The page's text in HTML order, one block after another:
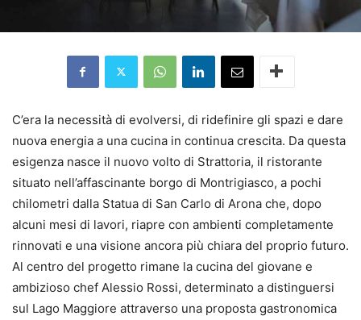
C’era la necessità di evolversi, di ridefinire gli spazi e dare
nuova energia a una cucina in continua crescita. Da questa
esigenza nasce il nuovo volto di Strattoria, il ristorante
situato nell’affascinante borgo di Montrigiasco, a pochi
chilometri dalla Statua di San Carlo di Arona che, dopo
alcuni mesi di lavori, riapre con ambienti completamente
rinnovati e una visione ancora più chiara del proprio futuro.
Al centro del progetto rimane la cucina del giovane e
ambizioso chef Alessio Rossi, determinato a distinguersi
sul Lago Maggiore attraverso una proposta gastronomica